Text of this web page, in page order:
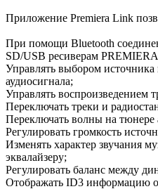
Приложение Premiera Link
При помощи Bluetooth
SD/USB ресиверам PREMIERA
Управлять выбором источника
аудиосигнала;
Управлять воспроизведением
Переключать треки и
Переключать волны на тюнере
Регулировать громкость
Изменять характер звучания
эквалайзеру;
Регулировать баланс между
Отображать ID3 информацию